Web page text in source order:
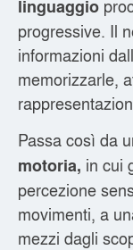
linguaggio
progressive. Il
informazioni
memorizzarle,
Passa così da
motoria, in cui
percezione
movimenti, a
mezzi dagli